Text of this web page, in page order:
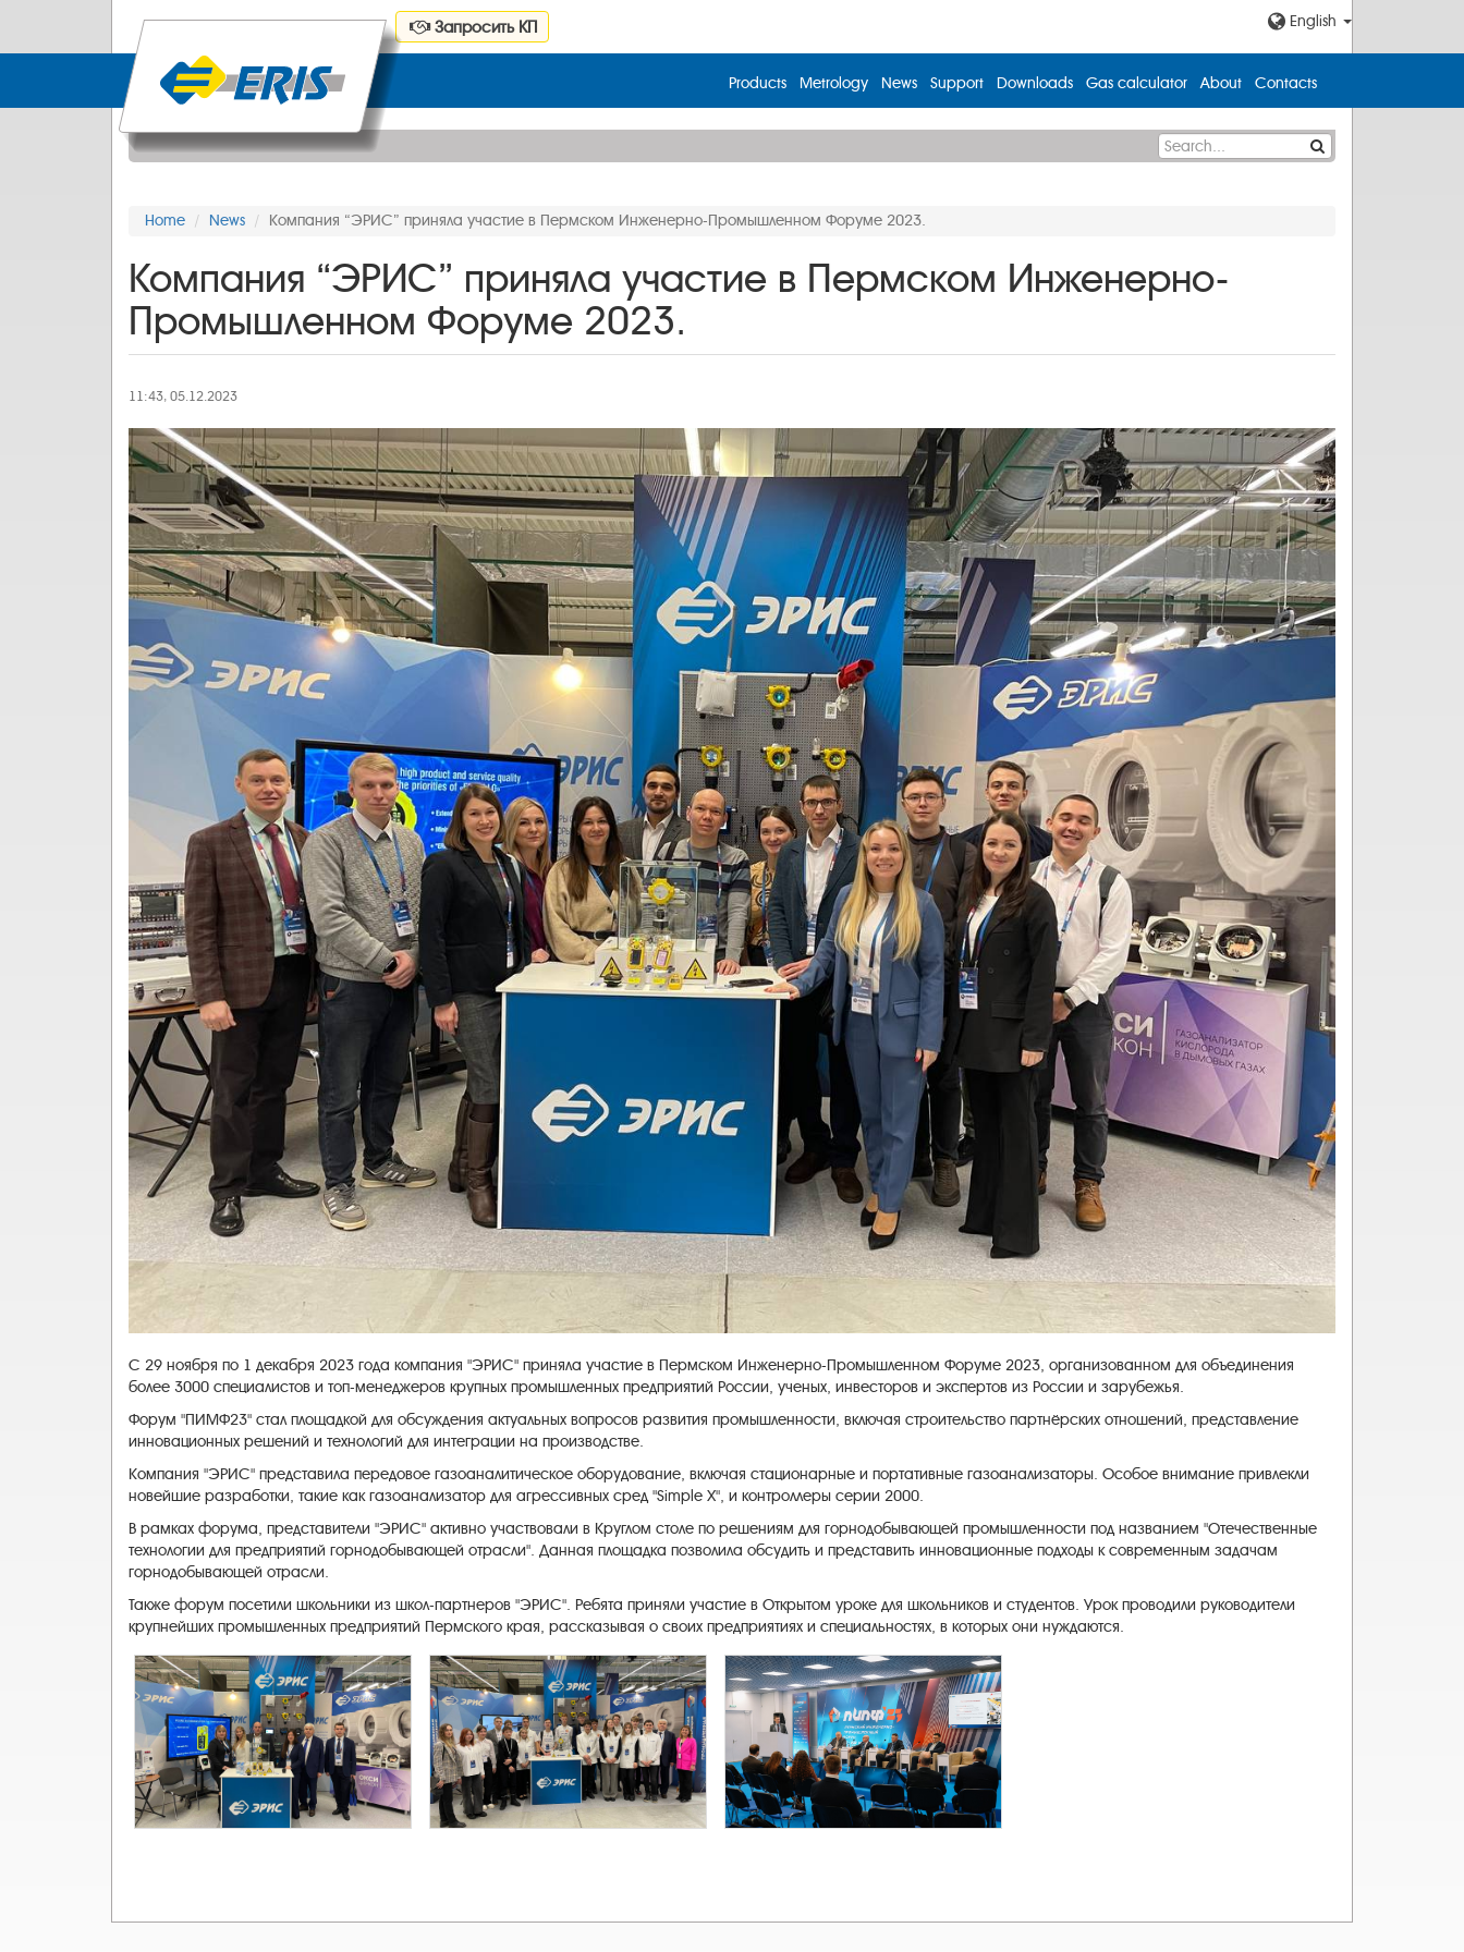
Запросить КП English
Products Metrology News Support Downloads Gas calculator About Contacts
Home News Компания “ЭРИС” приняла участие в Пермском Инженерно-Промышленном Форуме 2023.
Компания “ЭРИС” приняла участие в Пермском Инженерно-
Промышленном Форуме 2023.
11:43, 05.12.2023
С 29 ноября по 1 декабря 2023 года компания "ЭРИС" приняла участие в Пермском Инженерно-Промышленном Форуме 2023, организованном для объединения
более 3000 специалистов и топ-менеджеров крупных промышленных предприятий России, ученых, инвесторов и экспертов из России и зарубежья.
Форум "ПИМФ23" стал площадкой для обсуждения актуальных вопросов развития промышленности, включая строительство партнёрских отношений, представление
инновационных решений и технологий для интеграции на производстве.
Компания "ЭРИС" представила передовое газоаналитическое оборудование, включая стационарные и портативные газоанализаторы. Особое внимание привлекли
новейшие разработки, такие как газоанализатор для агрессивных сред "Simple X", и контроллеры серии 2000.
В рамках форума, представители "ЭРИС" активно участвовали в Круглом столе по решениям для горнодобывающей промышленности под названием "Отечественные
технологии для предприятий горнодобывающей отрасли". Данная площадка позволила обсудить и представить инновационные подходы к современным задачам
горнодобывающей отрасли.
Также форум посетили школьники из школ-партнеров "ЭРИС". Ребята приняли участие в Открытом уроке для школьников и студентов. Урок проводили руководители
крупнейших промышленных предприятий Пермского края, рассказывая о своих предприятиях и специальностях, в которых они нуждаются.